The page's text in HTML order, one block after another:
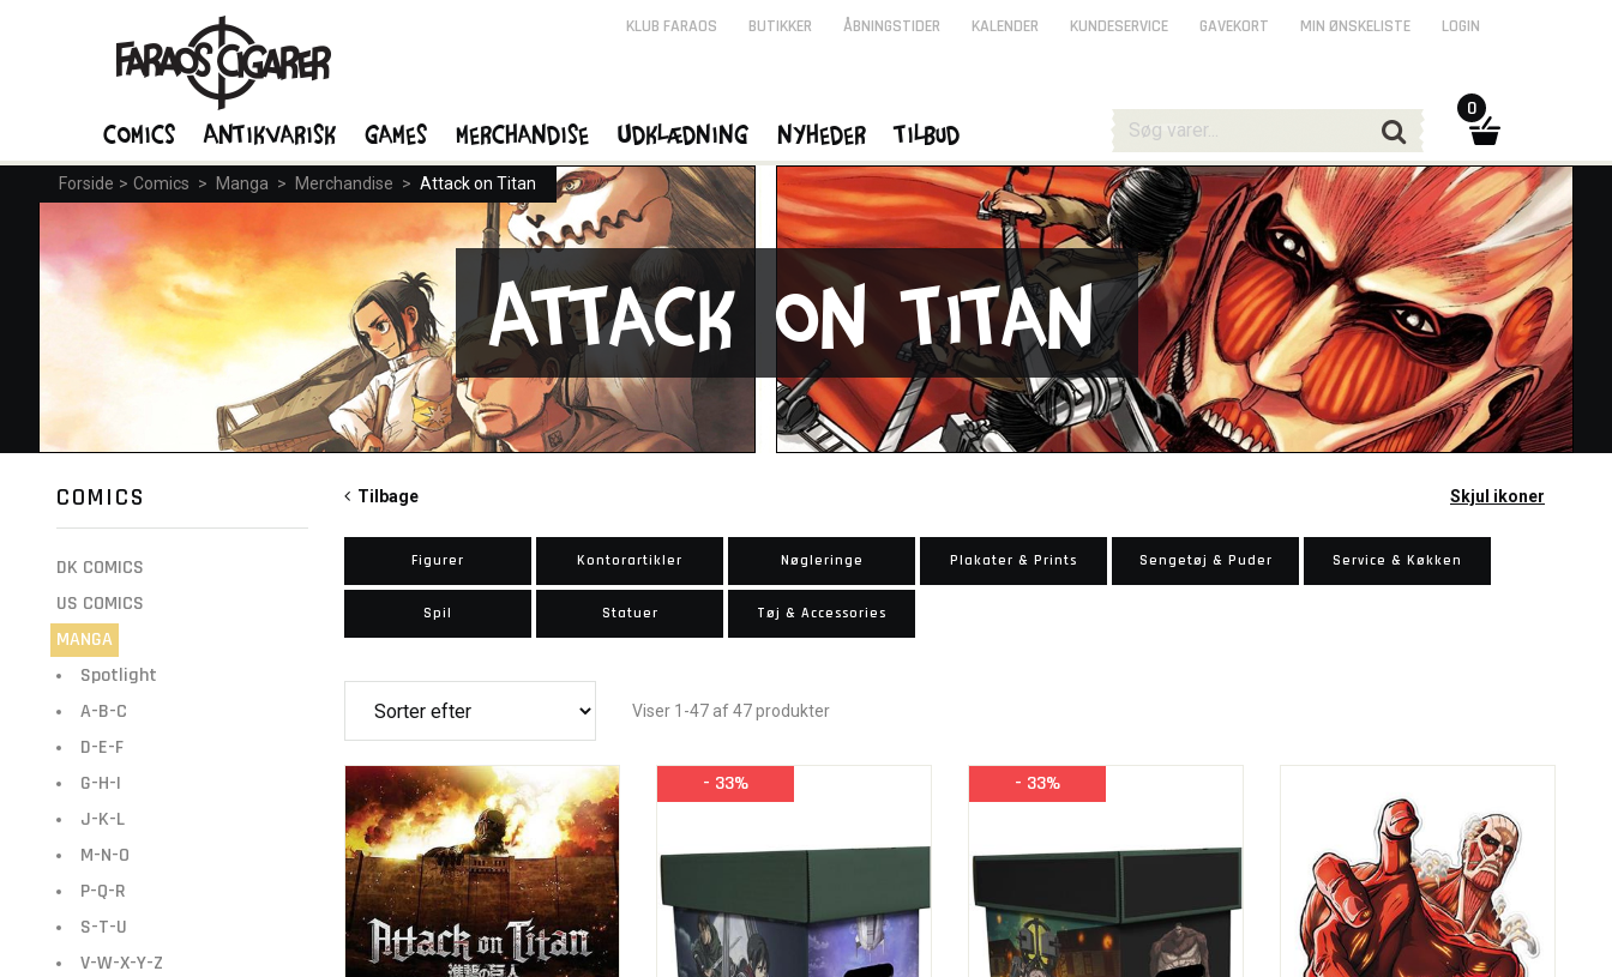
Forside > Comics > Manga > Merchandise > Attack on Titan
Attack on Titan
COMICS
DK COMICS
US COMICS
MANGA
Spotlight
A-B-C
D-E-F
G-H-I
J-K-L
M-N-O
P-Q-R
S-T-U
V-W-X-Y-Z
Skjul ikoner
Tilbage
Figurer Kontorartikler Nøgleringe Plakater & Prints Sengetøj & Puder Service & Køkken
Spil Statuer Tøj & Accessories
Viser 1-47 af 47 produkter
- 33% - 33%
KLUB FARAOS BUTIKKER ÅBNINGSTIDER KALENDER KUNDESERVICE GAVEKORT MIN ØNSKELISTE LOGIN
Comics Antikvarisk Games Merchandise Udklædning Nyheder Tilbud
0